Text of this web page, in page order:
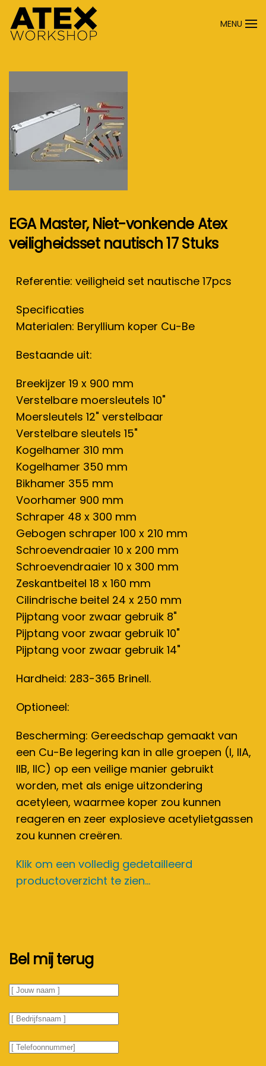
Terug naar hoofdinhoud
MENU
EGA Master, Niet-vonkende Atex
veiligheidsset nautisch 17 Stuks
Referentie: veiligheid set nautische 17pcs
Specificaties
Materialen: Beryllium koper Cu-Be
Bestaande uit:
Breekijzer 19 x 900 mm
Verstelbare moersleutels 10"
Moersleutels 12" verstelbaar
Verstelbare sleutels 15"
Kogelhamer 310 mm
Kogelhamer 350 mm
Bikhamer 355 mm
Voorhamer 900 mm
Schraper 48 x 300 mm
Gebogen schraper 100 x 210 mm
Schroevendraaier 10 x 200 mm
Schroevendraaier 10 x 300 mm
Zeskantbeitel 18 x 160 mm
Cilindrische beitel 24 x 250 mm
Pijptang voor zwaar gebruik 8"
Pijptang voor zwaar gebruik 10"
Pijptang voor zwaar gebruik 14"
Hardheid: 283-365 Brinell.
Optioneel:
Bescherming: Gereedschap gemaakt van
een Cu-Be legering kan in alle groepen (I, IIA,
IIB, IIC) op een veilige manier gebruikt
worden, met als enige uitzondering
acetyleen, waarmee koper zou kunnen
reageren en zeer explosieve acetylietgassen
zou kunnen creëren.
Klik om een volledig gedetailleerd
productoverzicht te zien...
Bel mij terug